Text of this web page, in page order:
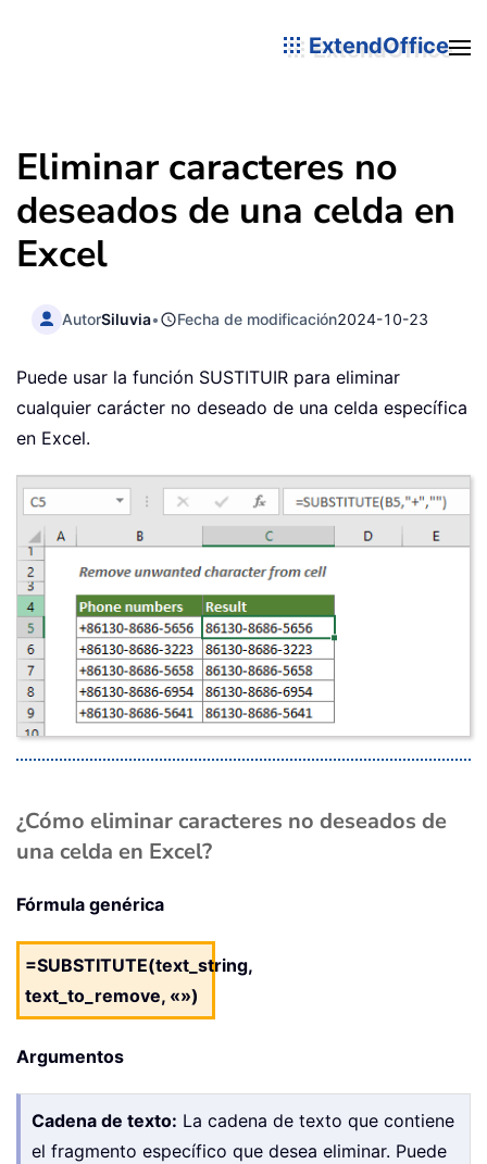
ExtendOffice
Eliminar caracteres no
deseados de una celda en
Excel
AutorSiluvia• Fecha de modificación2024-10-23
Puede usar la función SUSTITUIR para eliminar
cualquier carácter no deseado de una celda específica
en Excel.
¿Cómo eliminar caracteres no deseados de
una celda en Excel?
Fórmula genérica
=SUBSTITUTE(text_string,
text_to_remove, «»)
Argumentos
Cadena de texto: La cadena de texto que contiene
el fragmento específico que desea eliminar. Puede